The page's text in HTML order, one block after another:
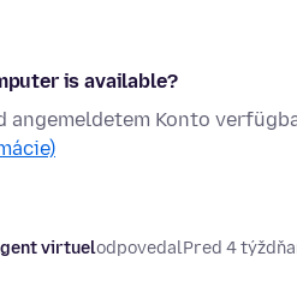
is available?
angemeldetem Konto
virtuelodpovedalPred 4